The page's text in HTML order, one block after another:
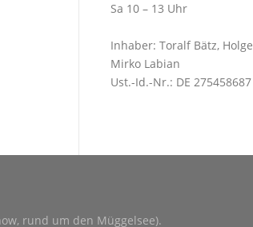
Sa 10 – 13 Uhr
Inhaber: Toralf Bätz,
Mirko Labian
Ust.-Id.-Nr.: DE 275458687
rund um den Müggelsee).